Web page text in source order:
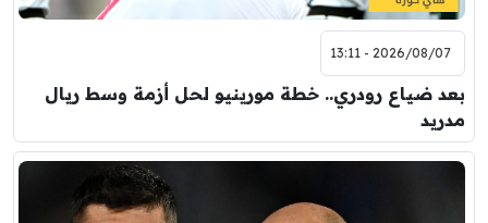
2026/08/07 - 13:11
بعد ضياع رودري.. خطة مورينيو لحل أزمة وسط ريال
مدريد